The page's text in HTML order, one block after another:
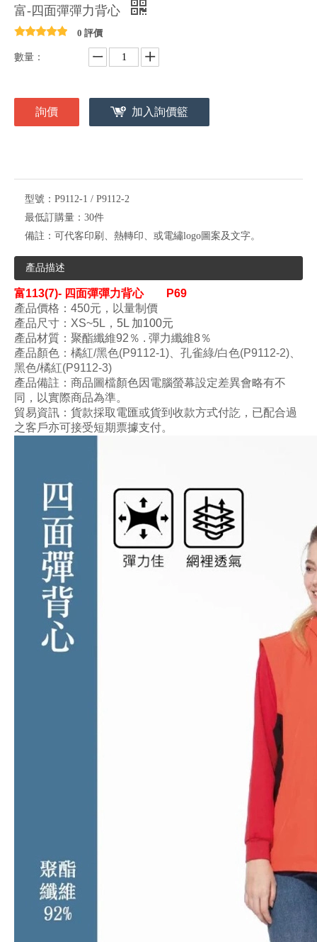
富-四面彈彈力背心
0 評價
數量：
詢價 加入詢價籃
型號： P9112-1 / P9112-2
最低訂購量： 30件
備註： 可代客印刷、熱轉印、或電繡logo圖案及文字。
產品描述
富113(7)- 四面彈彈力背心 P69
產品價格：450元，以量制價
產品尺寸：XS~5L ， 5L 加100元
產品材質： 聚酯纖維92 ％ . 彈力纖維8％
產品顏色 ：橘紅/黑色(P9112-1) 、孔雀綠/白色(P9112-2)
黑色/橘紅(P9112-3)
產品備註：商品圖檔顏色因電腦螢幕設定差異會略有不
同，以實際商品為準。
貿易資訊：貨款採取電匯或貨到收款方式付訖，已配合過
之客戶亦可接受短期票據支付。